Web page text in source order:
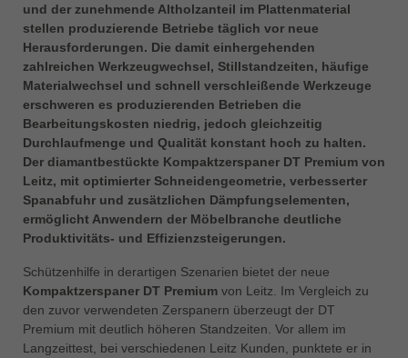
中国
中文
ประเทศไทย
Україна
yкраїнська
und der zunehmende Altholzanteil im Plattenmaterial
stellen produzierende Betriebe täglich vor neue
Herausforderungen. Die damit einhergehenden
zahlreichen Werkzeugwechsel, Stillstandzeiten, häufige
Materialwechsel und schnell verschleißende Werkzeuge
erschweren es produzierenden Betrieben die
Bearbeitungskosten niedrig, jedoch gleichzeitig
Durchlaufmenge und Qualität konstant hoch zu halten.
Der diamantbestückte Kompaktzerspaner DT Premium von
Leitz, mit optimierter Schneidengeometrie, verbesserter
Spanabfuhr und zusätzlichen Dämpfungselementen,
ermöglicht Anwendern der Möbelbranche deutliche
Produktivitäts- und Effizienzsteigerungen.
Schützenhilfe in derartigen Szenarien bietet der neue
Kompaktzerspaner DT Premium von Leitz. Im Vergleich zu
den zuvor verwendeten Zerspanern überzeugt der DT
Premium mit deutlich höheren Standzeiten. Vor allem im
Langzeittest, bei verschiedenen Leitz Kunden, punktete er in